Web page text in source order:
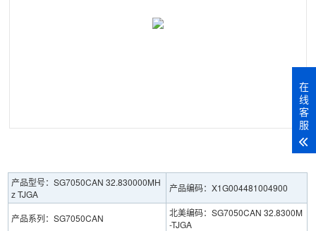
产品型号：SG7050CAN 32.830000MH
z TJGA
产品编码：X1G004481004900
产品系列：SG7050CAN
北美编码：SG7050CAN 32.8300M
-TJGA
在
线
客
服